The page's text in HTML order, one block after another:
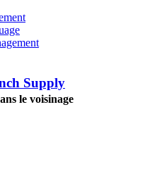
Supply
le voisinage